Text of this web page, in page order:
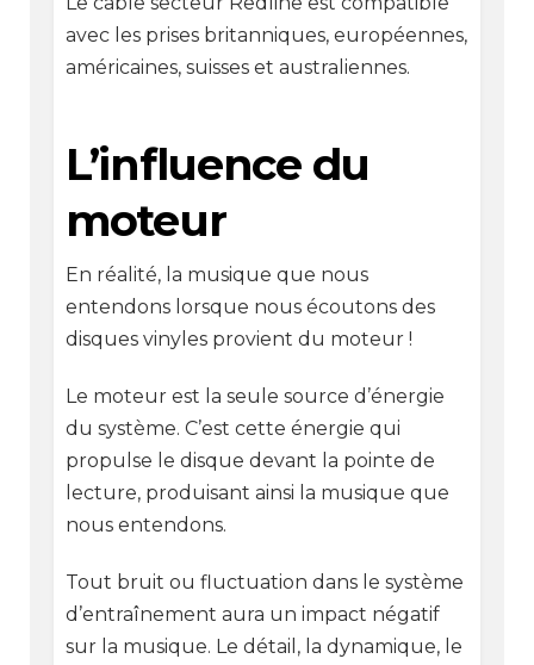
avec les prises britanniques, européennes,
américaines, suisses et australiennes.
L’influence du
moteur
En réalité, la musique que nous
entendons lorsque nous écoutons des
disques vinyles provient du moteur !
Le moteur est la seule source d’énergie
du système. C’est cette énergie qui
propulse le disque devant la pointe de
lecture, produisant ainsi la musique que
nous entendons.
Tout bruit ou fluctuation dans le système
d’entraînement aura un impact négatif
sur la musique. Le détail, la dynamique, le